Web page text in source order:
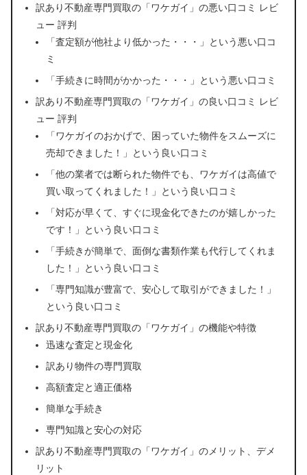
訳あり不動産専門買取の「ワケガイ」の悪い口コミ レビ
ュー 評判
「査定額が他社より低かった・・・」という悪い口コ
ミ
「手続きに時間がかかった・・・」という悪い口コミ
訳あり不動産専門買取の「ワケガイ」の良い口コミ レビ
ュー 評判
「ワケガイのおかげで、困っていた物件をスムーズに
売却できました！」という良い口コミ
「他の業者では断られた物件でも、ワケガイは高値で
買い取ってくれました！」という良い口コミ
「対応が早くて、すぐに現金化できたのが嬉しかった
です！」という良い口コミ
「手続きが簡単で、面倒な書類作業も代行してくれま
した！」という良い口コミ
「専門知識が豊富で、安心して取引ができました！」
という良い口コミ
訳あり不動産専門買取の「ワケガイ」の機能や特徴
迅速な査定と現金化
訳あり物件の専門買取
高額査定と適正価格
簡単な手続き
専門知識と安心の対応
訳あり不動産専門買取の「ワケガイ」のメリット、デメ
リット